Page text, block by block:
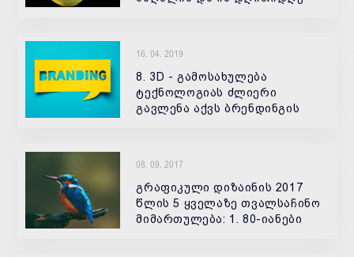
16. 04. 2019
8. 3D - გამოსახულება
ტექნოლოგიას ძლიერი
გავლენა აქვს ბრენდინგის
ვიზუალურ ეფექტებს
ადამიანებს ეზრდებათ
სტანდარტები და
08. 09. 2017
გრაფიკული დიზაინის 2017
წლის 5 ყველაზე თვალსაჩინო
მიმართულება: 1. 80-იანები